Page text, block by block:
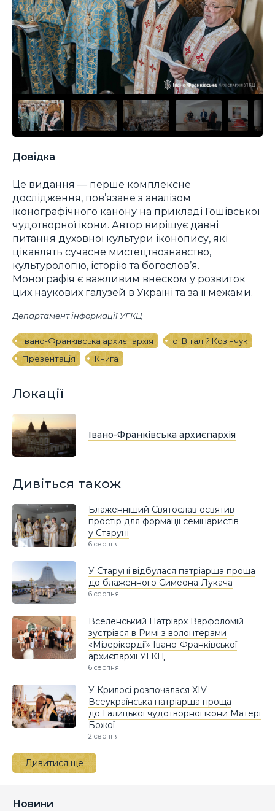
Довідка
Це видання — перше комплексне
дослідження, пов’язане з аналізом
іконографічного канону на прикладі Гошівської
чудотворної ікони. Автор вирішує давні
питання духовної культури іконопису, які
цікавлять сучасне мистецтвознавство,
культурологію, історію та богослов’я.
Монографія є важливим внеском у розвиток
цих наукових галузей в Україні та за її межами.
Департамент інформації УГКЦ
Івано-Франківська архиєпархія
о. Віталій Козінчук
Презентація
Книга
Локації
Івано-Франківська архиєпархія
Дивіться також
Блаженніший Святослав освятив
простір для формації семінаристів
у Старуні
6 серпня
У Старуні відбулася патріарша проща
до блаженного Симеона Лукача
6 серпня
Вселенський Патріарх Варфоломій
зустрівся в Римі з волонтерами
«Мізерікордії» Івано-Франківської
архиєпархії УГКЦ
6 серпня
У Крилосі розпочалася XIV
Всеукраїнська патріарша проща
до Галицької чудотворної ікони Матері
Божої
2 серпня
Дивитися ще
Новини